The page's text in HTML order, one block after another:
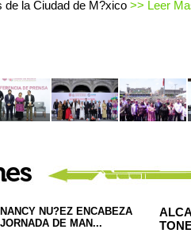
de la Ciudad de M?xico >> Leer
NANCY NU?EZ ENCABEZA
JORNADA DE MAN...